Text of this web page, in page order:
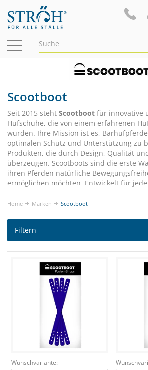
Navigation
ein-/ausblenden
Scootboot
Seit 2015 steht Scootboot für innovative
Hufschuhe, die von einem erfahrenen
wurden. Ihre Mission ist es,
optimalen Schutz und Unterstützung zu
Produkten, die durch Design, Qualität
überzeugen. Scootboots sind die erste
ihren Pferden natürliche
ermöglichen möchten. Entwickelt für
Home Marken Scootboot
Filtern
Wunschvariante: